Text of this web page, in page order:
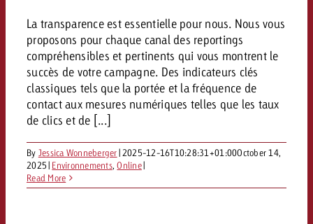
La transparence est essentielle pour nous. Nous vous
proposons pour chaque canal des reportings
compréhensibles et pertinents qui vous montrent le
succès de votre campagne. Des indicateurs clés
classiques tels que la portée et la fréquence de
contact aux mesures numériques telles que les taux
de clics et de [...]
By Jessica Wonneberger| 2025-12-16T10:28:31+01:00October 14,
2025| Environnements,Online|
Read More